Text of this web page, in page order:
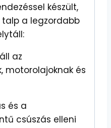
készült,
a legzordabb
az
motorolajoknak és
és a
csúszás elleni